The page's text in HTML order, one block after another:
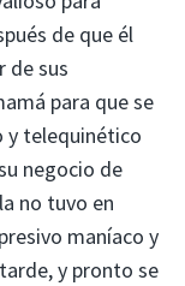
de que él
de sus
para que se
y telequinético
negocio de
no tuvo en
maníaco y
y pronto se